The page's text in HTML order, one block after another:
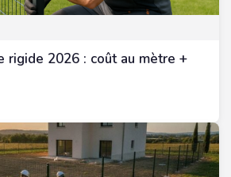
rigide 2026 : coût au mètre +